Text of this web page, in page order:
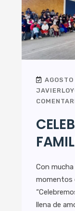
Con
momentos
llena de